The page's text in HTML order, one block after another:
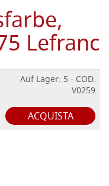
Lefranc
Auf Lager: 5 - COD.
V0259
ACQUISTA